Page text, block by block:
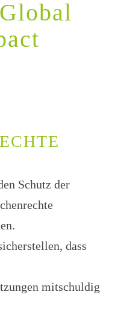
Schutz der
dass
mitschuldig